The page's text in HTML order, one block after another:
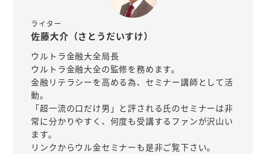
ライター
佐藤大介（さとうだいすけ）
ウルトラ金融大全局長
ウルトラ金融大全の監修を務めます。
金融リテラシーを高める為、セミナー講師として活
動。
「超一流の口だけ男」と評される氏のセミナーは非
常に分かりやすく、何度も受講するファンが沢山い
ます。
リンクからウル金セミナーも是非ご覧下さい。